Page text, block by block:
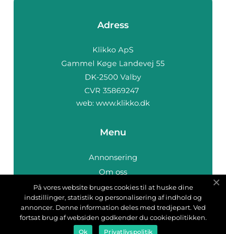
Adress
web: www.klikko.dk
Menu
Annonsering
Om oss
Cookies
Kontakta oss
Sitemap
På vores website bruges cookies til at huske dine
indstillinger, statistik og personalisering af indhold og
annoncer. Denne information deles med tredjepart. Ved
fortsat brug af websiden godkender du cookiepolitikken.
Ok Privatlivspolitik